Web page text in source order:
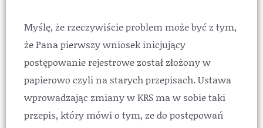
Myślę, że rzeczywiście problem może być z tym,
że Pana pierwszy wniosek inicjujący
postępowanie rejestrowe został złożony w
papierowo czyli na starych przepisach. Ustawa
wprowadzając zmiany w KRS ma w sobie taki
przepis, który mówi o tym, ze do postępowań